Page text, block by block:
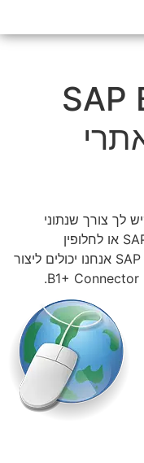
SAP
לך צורך שנתוני
האתר יוזנו מהנתונים בSAP Business One או לחלופין
שהנתונים באתר יזרמו לSAP Business One אנחנו יכולים ליצור